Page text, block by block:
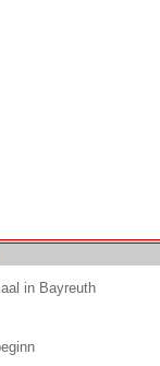
in Bayreuth